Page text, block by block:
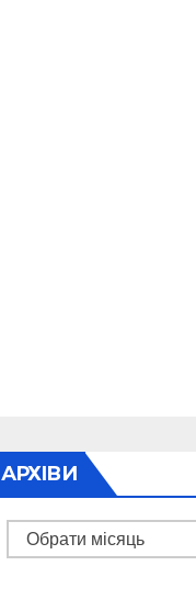
АРХІВИ
Архіви